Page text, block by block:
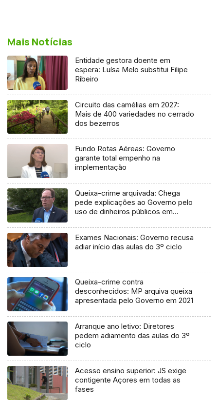
Mais Notícias
Entidade gestora doente em
espera: Luísa Melo substitui Filipe
Ribeiro
Circuito das camélias em 2027:
Mais de 400 variedades no cerrado
dos bezerros
Fundo Rotas Aéreas: Governo
garante total empenho na
implementação
Queixa-crime arquivada: Chega
pede explicações ao Governo pelo
uso de dinheiros públicos em
Exames Nacionais: Governo recusa
adiar início das aulas do 3º ciclo
Queixa-crime contra
desconhecidos: MP arquiva queixa
apresentada pelo Governo em 2021
Arranque ano letivo: Diretores
pedem adiamento das aulas do 3º
ciclo
Acesso ensino superior: JS exige
contigente Açores em todas as
fases